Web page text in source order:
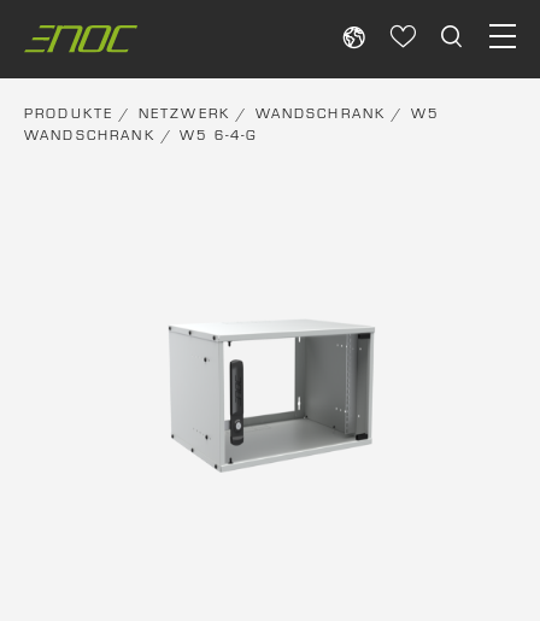
content
PRODUKTE / NETZWERK / WANDSCHRANK / W5
WANDSCHRANK / W5 6-4-G